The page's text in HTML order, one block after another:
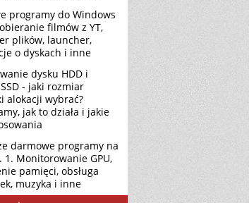
programy do Windows
filmów z YT,
plików, launcher,
o dyskach i inne
dysku HDD i
- jaki rozmiar
alokacji wybrać?
jak to działa i jakie
darmowe programy na
1. Monitorowanie GPU,
pamięci, obsługa
muzyka i inne